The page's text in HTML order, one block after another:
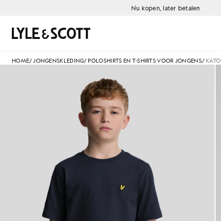
Nu kopen, later betalen
Zoeken
HOME/JONGENSKLEDING/ POLOSHIRTS EN T-SHIRTS VOOR JONGENS/